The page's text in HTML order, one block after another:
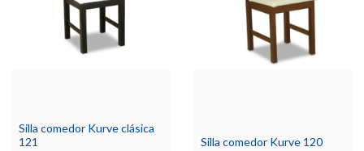
Silla comedor Kurve clásica
121
Silla comedor Kurve 120